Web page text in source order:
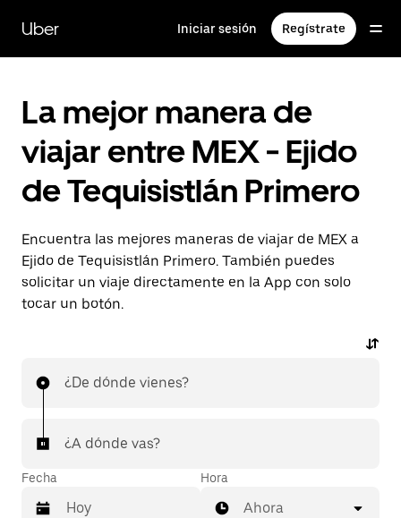
contenido
principal
Uber Iniciar sesión Regístrate
La mejor manera de
viajar entre MEX - Ejido
de Tequisistlán Primero
Encuentra las mejores maneras de viajar de MEX a
Ejido de Tequisistlán Primero. También puedes
solicitar un viaje directamente en la App con solo
tocar un botón.
¿De dónde vienes?
¿A dónde vas?
Fecha Hora
Ahora